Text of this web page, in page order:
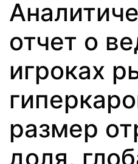
отчет о
игроках
размер
доля,